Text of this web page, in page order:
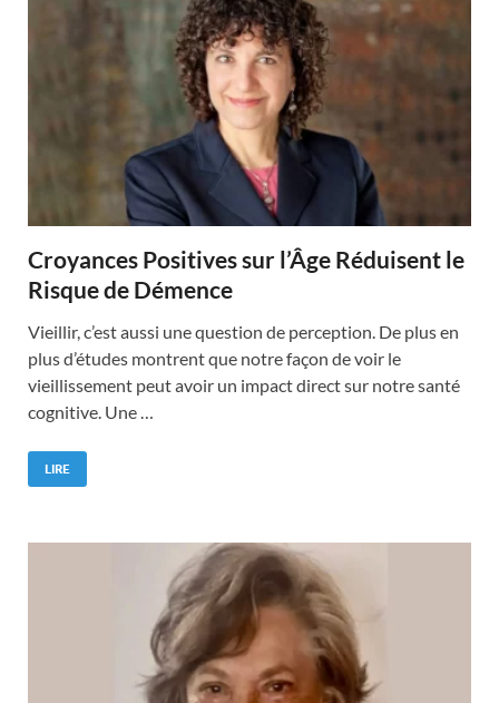
Croyances Positives sur l’Âge Réduisent le
Risque de Démence
Vieillir, c’est aussi une question de perception. De plus en
plus d’études montrent que notre façon de voir le
vieillissement peut avoir un impact direct sur notre santé
cognitive. Une …
LIRE